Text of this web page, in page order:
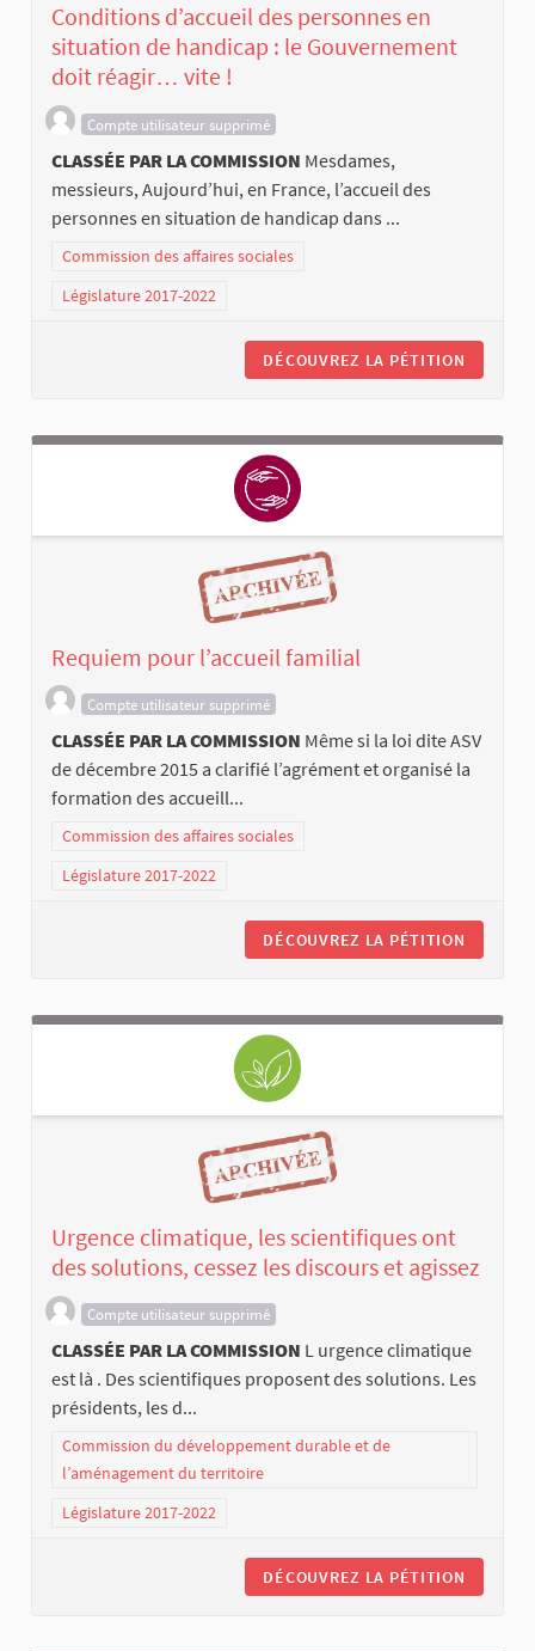
Conditions d’accueil des personnes en
situation de handicap : le Gouvernement
doit réagir… vite !
Compte utilisateur supprimé
CLASSÉE PAR LA COMMISSION Mesdames,
messieurs, Aujourd’hui, en France, l’accueil des
personnes en situation de handicap dans ...
Commission des affaires sociales
Législature 2017-2022
DÉCOUVREZ LA PÉTITION
Requiem pour l’accueil familial
Compte utilisateur supprimé
CLASSÉE PAR LA COMMISSION Même si la loi dite ASV
de décembre 2015 a clarifié l’agrément et organisé la
formation des accueill...
Commission des affaires sociales
Législature 2017-2022
DÉCOUVREZ LA PÉTITION
Urgence climatique, les scientifiques ont
des solutions, cessez les discours et agissez
Compte utilisateur supprimé
CLASSÉE PAR LA COMMISSION L urgence climatique
est là . Des scientifiques proposent des solutions. Les
présidents, les d...
Commission du développement durable et de
l’aménagement du territoire
Législature 2017-2022
DÉCOUVREZ LA PÉTITION